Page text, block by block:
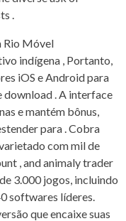
.
Rio Móvel
indígena , Portanto,
iOS e Android para
download . A interface
e mantém bônus,
para . Cobra
com mil de
, and animaly trader
3.000 jogos, incluindo
softwares líderes.
que encaixe suas